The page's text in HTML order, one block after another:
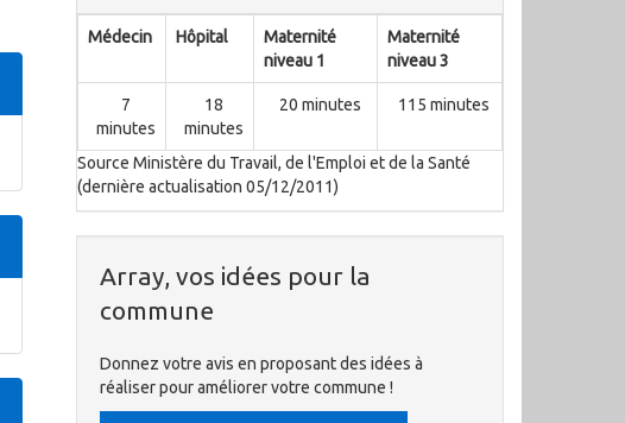
Médecin Hôpital
Maternité
niveau 1
Maternité
niveau 3
7
minutes
18
minutes
20 minutes 115 minutes
Source Ministère du Travail, de l'Emploi et de la Santé
(dernière actualisation 05/12/2011)
Array, vos idées pour la
commune
Donnez votre avis en proposant des idées à
réaliser pour améliorer votre commune !